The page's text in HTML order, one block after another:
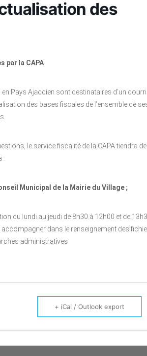
des
par la CAPA
Pays Ajaccien sont destinataires d’un
des bases fiscales de l’ensemble de
le service fiscalité de la CAPA tiendra
:
Municipal de la Mairie du Village ;
du lundi au jeudi de 8h30 à 12h00 et de
dans le renseignement des
administratives
+ iCal / Outlook export